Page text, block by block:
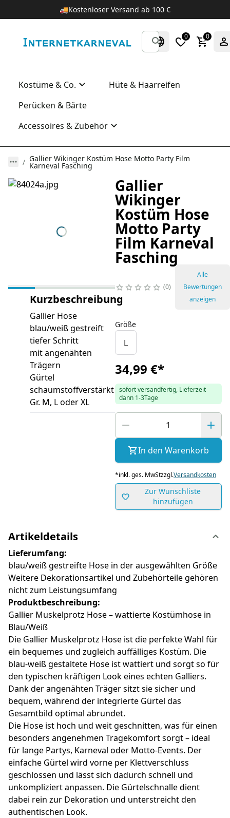
🚚Kostenloser Versand ab 100 €
0 0
Kostüme & Co.
Hüte & Haarreifen
Perücken & Bärte
Accessoires & Zubehör
Gallier Wikinger Kostüm Hose Motto Party Film
Karneval Fasching
Kurzbeschreibung
Gallier Hose
blau/weiß gestreift
tiefer Schritt
mit angenähten
Trägern
Gürtel
schaumstoffverstärkt
Gr. M, L oder XL
Gallier
Wikinger
Kostüm Hose
Motto Party
Film Karneval
Fasching
0
Alle
Bewertungen
anzeigen
Größe
L
34,99 €*
sofort versandfertig, Lieferzeit
dann 1-3Tage
In den Warenkorb
*inkl. ges. MwStzzgl.Versandkosten
Zur Wunschliste
hinzufügen
Artikeldetails
Lieferumfang:
blau/weiß gestreifte Hose in der ausgewählten Größe
Weitere Dekorationsartikel und Zubehörteile gehören
nicht zum Leistungsumfang
Produktbeschreibung:
Gallier Muskelprotz Hose – wattierte Kostümhose in
Blau/Weiß
Die Gallier Muskelprotz Hose ist die perfekte Wahl für
ein bequemes und zugleich auffälliges Kostüm. Die
blau-weiß gestaltete Hose ist wattiert und sorgt so für
den typischen kräftigen Look eines echten Galliers.
Dank der angenähten Träger sitzt sie sicher und
bequem, während der integrierte Gürtel das
Gesamtbild optimal abrundet.
Die Hose ist hoch und weit geschnitten, was für einen
besonders angenehmen Tragekomfort sorgt – ideal
für lange Partys, Karneval oder Motto-Events. Der
einfache Gürtel wird vorne per Klettverschluss
geschlossen und lässt sich dadurch schnell und
unkompliziert anpassen. Die Gürtelschnalle dient
dabei rein zur Dekoration und unterstreicht den
authentischen Look.